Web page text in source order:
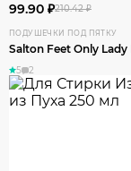
99.90 ₽210.42 ₽
ПОДУШЕЧКИ ПОД ПЯТКУ
Salton Feet Only Lady
5 2